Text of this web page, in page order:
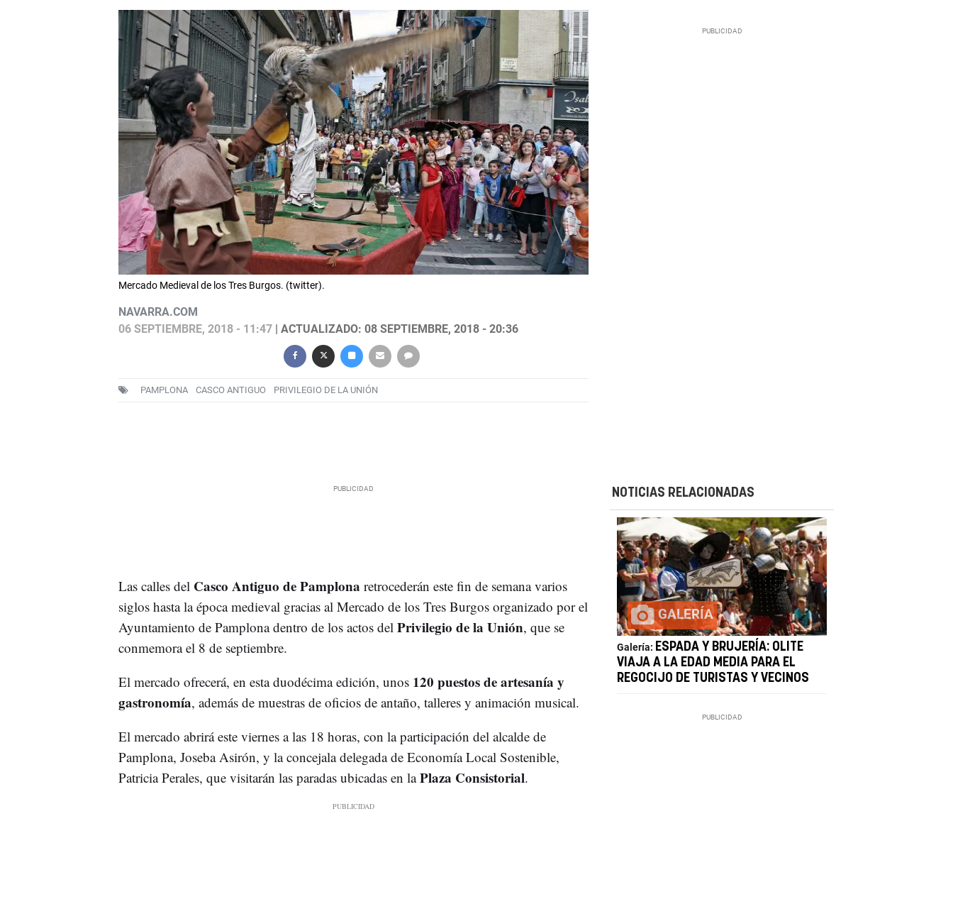
Mercado Medieval de los Tres Burgos. (twitter).
NAVARRA.COM
06 SEPTIEMBRE, 2018 - 11:47| ACTUALIZADO: 08 SEPTIEMBRE, 2018 - 20:36
PAMPLONA CASCO ANTIGUO PRIVILEGIO DE LA UNIÓN
Las calles del Casco Antiguo de Pamplona retrocederán este fin de semana varios
siglos hasta la época medieval gracias al Mercado de los Tres Burgos organizado por el
Ayuntamiento de Pamplona dentro de los actos delPrivilegio de la Unión, que se
conmemora el 8 de septiembre.
El mercado ofrecerá, en esta duodécima edición, unos 120 puestos de artesanía y
gastronomía, además de muestras de oficios de antaño, talleres y animación musical.
El mercado abrirá este viernes a las 18 horas, con la participación del alcalde de
Pamplona, Joseba Asirón, y la concejala delegada de Economía Local Sostenible,
Patricia Perales, que visitarán las paradas ubicadas en laPlaza Consistorial.
NOTICIAS RELACIONADAS
GALERÍA
Galería: ESPADA Y BRUJERÍA: OLITE
VIAJA A LA EDAD MEDIA PARA EL
REGOCIJO DE TURISTAS Y VECINOS